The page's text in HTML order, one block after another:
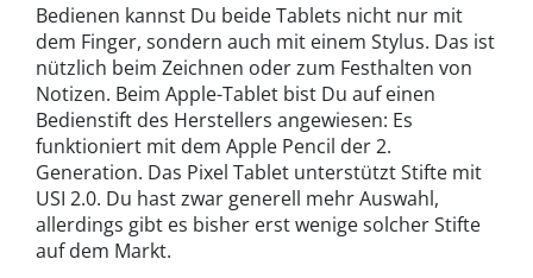
Bedienen kannst Du beide Tablets nicht nur mit
dem Finger, sondern auch mit einem Stylus. Das ist
nützlich beim Zeichnen oder zum Festhalten von
Notizen. Beim Apple-Tablet bist Du auf einen
Bedienstift des Herstellers angewiesen: Es
funktioniert mit dem Apple Pencil der 2.
Generation. Das Pixel Tablet unterstützt Stifte mit
USI 2.0. Du hast zwar generell mehr Auswahl,
allerdings gibt es bisher erst wenige solcher Stifte
auf dem Markt.